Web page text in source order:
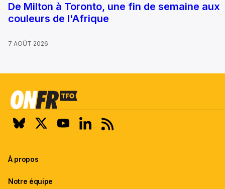
De Milton à Toronto, une fin de semaine aux
couleurs de l'Afrique
7 AOÛT 2026
À propos
Notre équipe